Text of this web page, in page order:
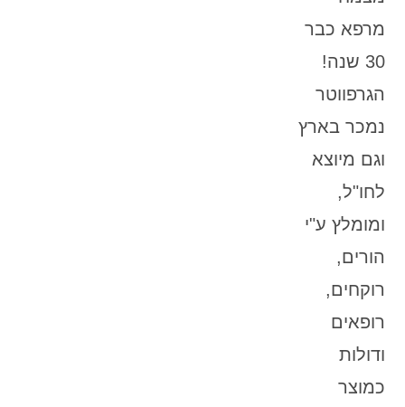
מרפא כבר
30 שנה!
הגרפווטר
נמכר בארץ
וגם מיוצא
לחו"ל,
ומומלץ ע"י
הורים,
רוקחים,
רופאים
ודולות
כמוצר